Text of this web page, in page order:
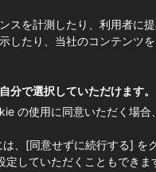
スを計測したり、利用者に
したり、当社のコンテンツ
分で選択していただけます。
の使用に同意いただく場
、[同意せずに続行する] を
していただくこともできま